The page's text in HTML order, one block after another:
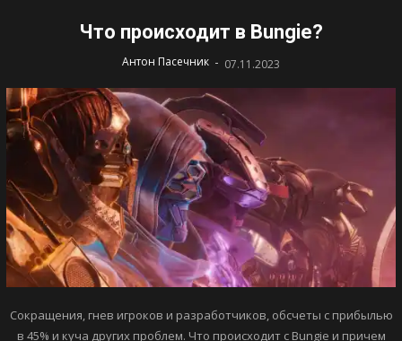
Что происходит в Bungie?
Антон Пасечник - 07.11.2023
Сокращения, гнев игроков и разработчиков, обсчеты с прибылью
в 45% и куча других проблем. Что происходит с Bungie и причем